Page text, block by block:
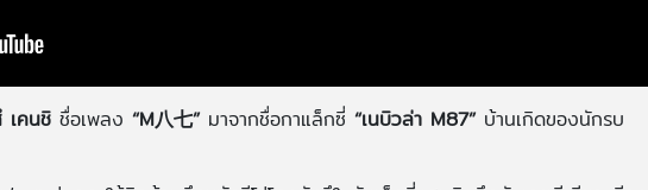
เคนชิชื่อเพลง “M八七”มาจากชื่อกาแล็กซี่ “เนบิวล่า M87”บ้านเกิดของนักรบ